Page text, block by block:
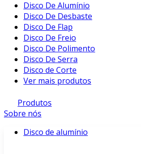
Disco De Alumínio
Disco De Desbaste
Disco De Flap
Disco De Freio
Disco De Polimento
Disco De Serra
Disco de Corte
Ver mais produtos
Produtos
Sobre nós
Disco de alumínio